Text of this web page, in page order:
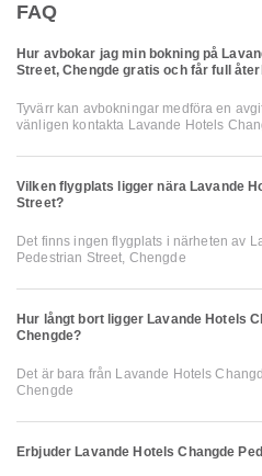
FAQ
Hur avbokar jag min bokning på
Street, Chengde gratis och får full
Tyvärr kan avbokningar medföra en
vänligen kontakta Lavande Hotels
Vilken flygplats ligger nära Lavande
Street?
Det finns ingen flygplats i närheten av
Pedestrian Street, Chengde
Hur långt bort ligger Lavande Hotels
Chengde?
Det är bara från Lavande Hotels
Chengde
Erbjuder Lavande Hotels Changde